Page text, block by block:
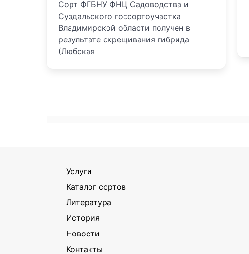
Сорт ФГБНУ ФНЦ Садоводства и
Суздальского госсортоучастка
Владимирской области получен в
результате скрещивания гибрида
(Любская
Услуги
Каталог сортов
Литература
История
Новости
Контакты